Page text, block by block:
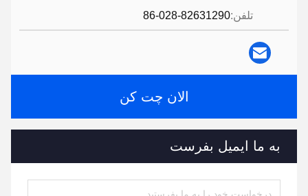
تلفن:86-028-82631290
الان چت کن
به ما ایمیل بفرست